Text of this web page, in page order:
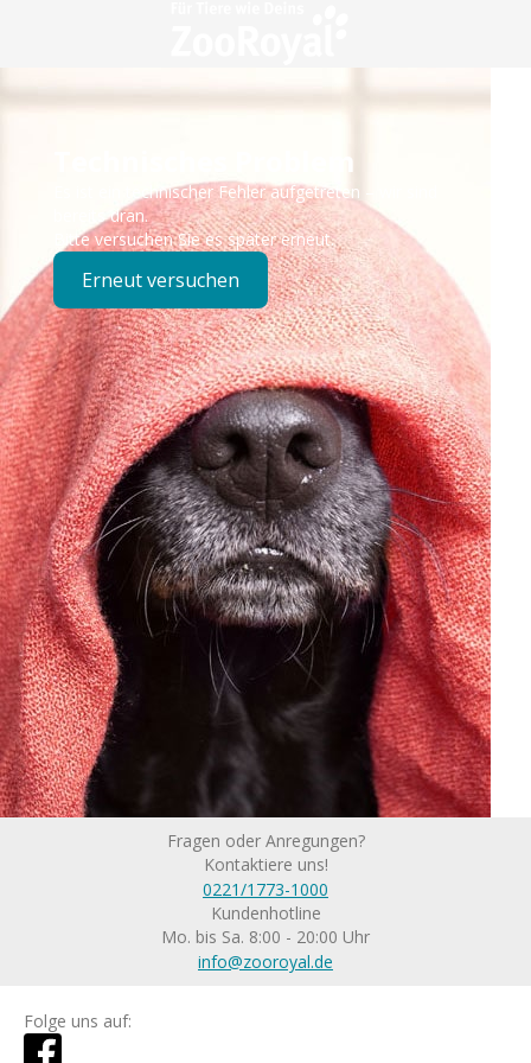
Technisches Problem
Es ist ein technischer Fehler aufgetreten – wir sind
bereits dran.
Bitte versuchen Sie es später erneut.
Erneut versuchen
Fragen oder Anregungen?
Kontaktiere uns!
0221/1773-1000
Kundenhotline
Mo. bis Sa. 8:00 - 20:00 Uhr
info@zooroyal.de
Folge uns auf: